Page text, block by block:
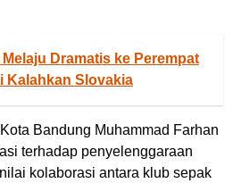
Melaju Dramatis ke Perempat
Kalahkan Slovakia
Bandung Muhammad Farhan
terhadap penyelenggaraan
kolaborasi antara klub sepak